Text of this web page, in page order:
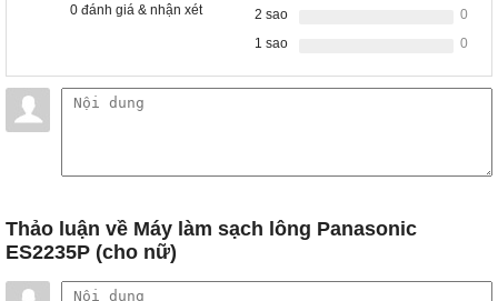
0 đánh giá & nhận xét
2 sao
0
1 sao
0
Thảo luận về Máy làm sạch lông Panasonic
ES2235P (cho nữ)